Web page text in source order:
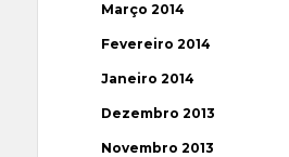
Março 2014
Fevereiro 2014
Janeiro 2014
Dezembro 2013
Novembro 2013